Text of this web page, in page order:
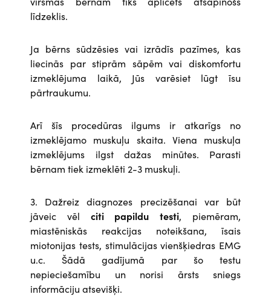
līdzeklis.
Ja bērns sūdzēsies vai izrādīs pazīmes, kas
liecinās par stiprām sāpēm vai diskomfortu
izmeklējuma laikā, Jūs varēsiet lūgt īsu
pārtraukumu.
Arī šīs procedūras ilgums ir atkarīgs no
izmeklējamo muskuļu skaita. Viena muskuļa
izmeklējums ilgst dažas minūtes. Parasti
bērnam tiek izmeklēti 2-3 muskuļi.
3. Dažreiz diagnozes precizēšanai var būt
jāveic vēl citi papildu testi, piemēram,
miastēniskās reakcijas noteikšana, īsais
miotonijas tests, stimulācijas vienšķiedras EMG
u.c. Šādā gadījumā par šo testu
nepieciešamību un norisi ārsts sniegs
informāciju atsevišķi.